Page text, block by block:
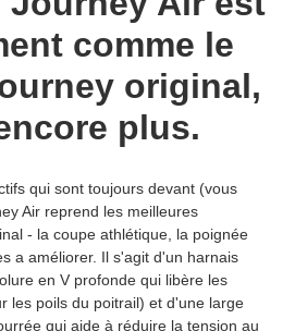
comme le
original,
plus.
qui sont toujours devant (vous
Air reprend les meilleures
- la coupe athlétique, la poignée
a améliorer. Il s'agit d'un harnais
en V profonde qui libère les
les poils du poitrail) et d'une large
qui aide à réduire la tension au